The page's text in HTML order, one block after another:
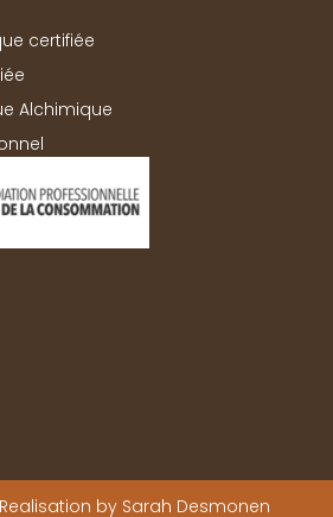
certifiée
Alchimique
by Sarah Desmonen